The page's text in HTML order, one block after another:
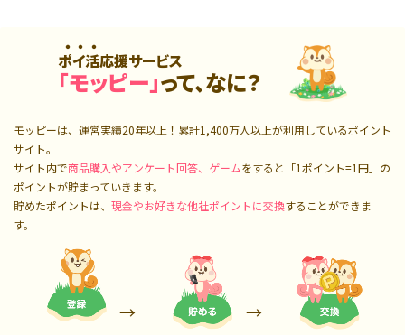
ポイ活応援サービス
「モッピー」って、なに？
モッピーは、運営実績20年以上！累計1,400万人以上が利用しているポイント
サイト。
サイト内で商品購入やアンケート回答、ゲームをすると「1ポイント=1円」の
ポイントが貯まっていきます。
貯めたポイントは、 現金やお好きな他社ポイントに交換することができま
す。